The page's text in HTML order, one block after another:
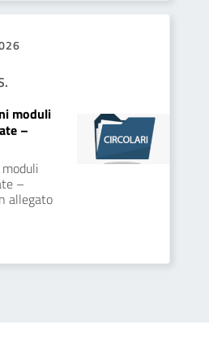
moduli
–
–
allegato